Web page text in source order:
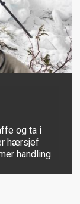
og ta i
hærsjef
handling.